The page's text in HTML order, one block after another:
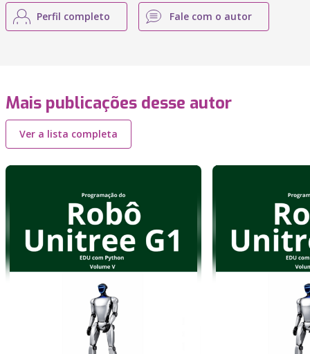
Perfil completo Fale com o autor
Mais publicações desse autor
Ver a lista completa